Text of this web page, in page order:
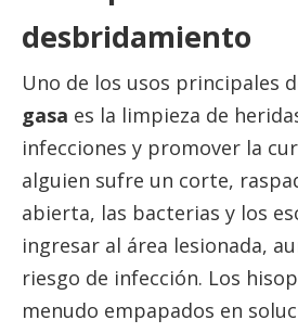
desbridamiento
Uno de los usos principales
gasa es la limpieza de
infecciones y promover la
alguien sufre un corte,
abierta, las bacterias y los
ingresar al área lesionada,
riesgo de infección. Los
menudo empapados en